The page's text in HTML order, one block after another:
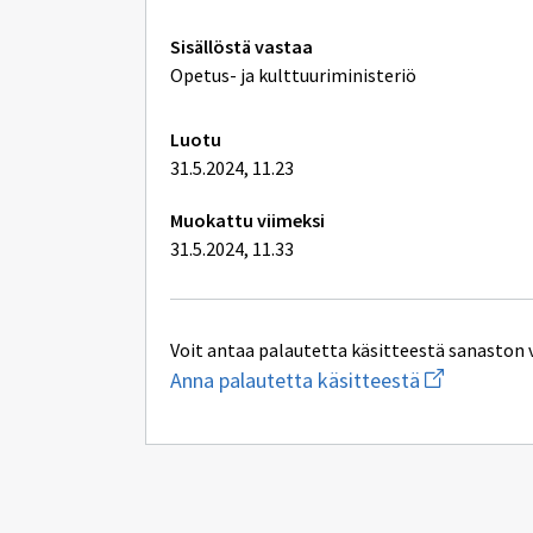
Tekniset
lisätiedot
Sisällöstä vastaa
Opetus- ja kulttuuriministeriö
Luotu
31.5.2024, 11.23
Muokattu viimeksi
31.5.2024, 11.33
Voit antaa palautetta käsitteestä sanaston
Anna palautetta käsitteestä Aloita
uuden
kirjoitus